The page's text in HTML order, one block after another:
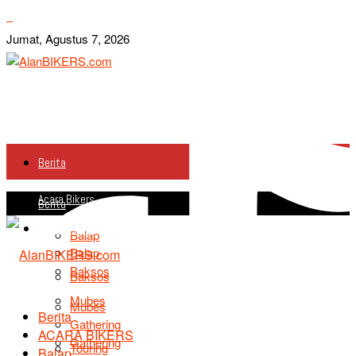
Jumat, Agustus 7, 2026
Berita
Acara Bikers
Balap
Baksos
Mubes
Gathering
Berita
Acara Bikers
Balap
Baksos
Mubes
Gathering
Touring
Berita
ACARA BIKERS